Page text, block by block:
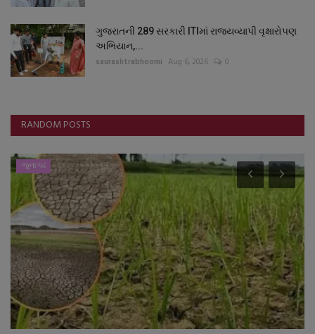
ગુજરાતની 289 સરકારી ITIમાં રાજ્યવ્યાપી વૃક્ષારોપણ
અભિયાન,...
saurashtrabhoomi Aug 6, 2026 0
RANDOM POSTS
જુનાગઢ